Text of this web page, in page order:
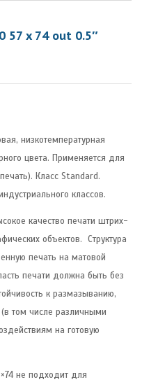
57 x 74 out 0.5″
низкотемпературная
цвета. Применяется для
Класс Standard.
классов.
качество печати штрих-
объектов. Структура
печать на матовой
печати должна быть без
к размазыванию,
том числе различными
на готовую
не подходит для